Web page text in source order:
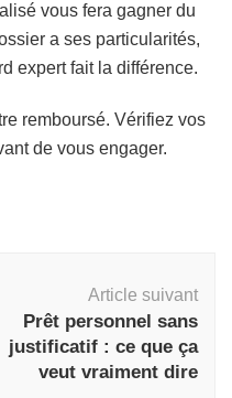
vous fera gagner du
a ses particularités,
expert fait la différence.
remboursé. Vérifiez vos
de vous engager.
Article suivant
Prêt personnel sans
justificatif : ce que ça
veut vraiment dire